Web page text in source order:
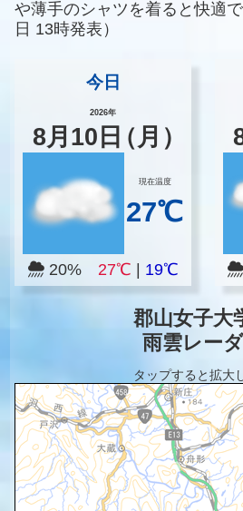
や薄手のシャツを着ると快適
日 13時発表）
今日
2026年
8月 10 日（月）
現在温度
27℃
20% 27℃ 19℃
郡山女子大
雨雲レー
タップすると拡大